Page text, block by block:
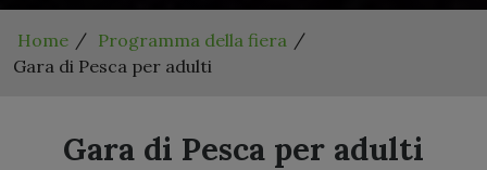
Home
Programma della fiera
Gara di Pesca per adulti
Gara di Pesca per adulti